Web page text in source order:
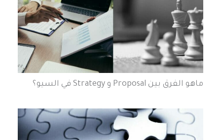
ماهو الفرق بين Proposal و Strategy في السيو؟